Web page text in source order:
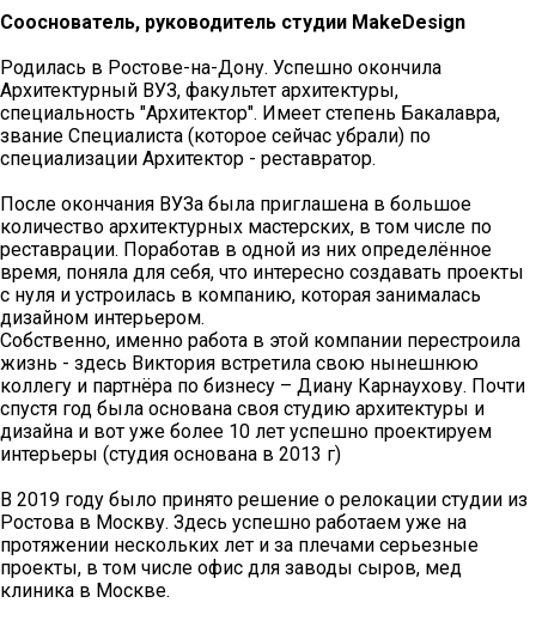
Сооснователь, руководитель студии MakeDesign
Родилась в Ростове-на-Дону. Успешно окончила
Архитектурный ВУЗ, факультет архитектуры,
специальность "Архитектор". Имеет степень Бакалавра,
звание Специалиста (которое сейчас убрали) по
специализации Архитектор - реставратор.
После окончания ВУЗа была приглашена в большое
количество архитектурных мастерских, в том числе по
реставрации. Поработав в одной из них определённое
время, поняла для себя, что интересно создавать проекты
с нуля и устроилась в компанию, которая занималась
дизайном интерьером.
Собственно, именно работа в этой компании перестроила
жизнь - здесь Виктория встретила свою нынешнюю
коллегу и партнёра по бизнесу – Диану Карнаухову. Почти
спустя год была основана своя студию архитектуры и
дизайна и вот уже более 10 лет успешно проектируем
интерьеры (студия основана в 2013 г)
В 2019 году было принято решение о релокации студии из
Ростова в Москву. Здесь успешно работаем уже на
протяжении нескольких лет и за плечами серьезные
проекты, в том числе офис для заводы сыров, мед
клиника в Москве.